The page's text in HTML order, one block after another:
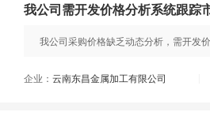
我公司需开发价格分析系统跟踪
我公司采购价格缺乏动态分析，需开发
企业： 云南东昌金属加工有限公司